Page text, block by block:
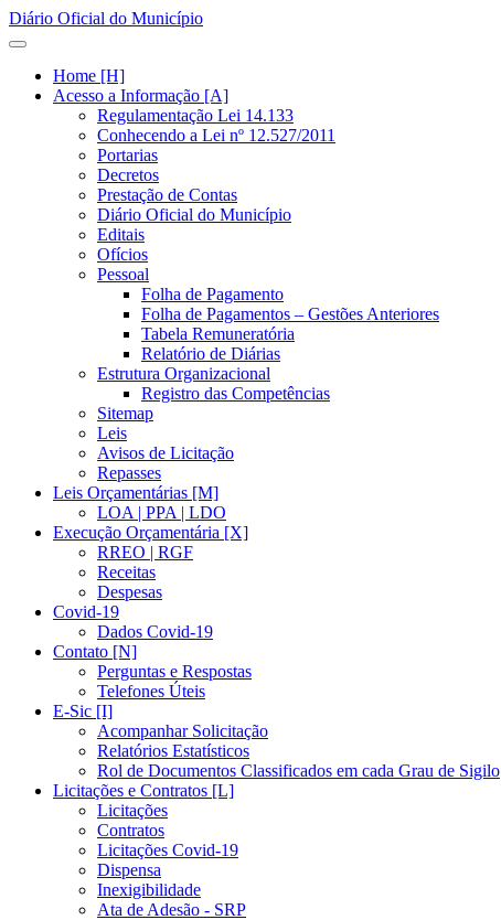
Diário Oficial do Município
Home [H]
Acesso a Informação [A]
Regulamentação Lei 14.133
Conhecendo a Lei nº 12.527/2011
Portarias
Decretos
Prestação de Contas
Diário Oficial do Município
Editais
Ofícios
Pessoal
Folha de Pagamento
Folha de Pagamentos – Gestões Anteriores
Tabela Remuneratória
Relatório de Diárias
Estrutura Organizacional
Registro das Competências
Sitemap
Leis
Avisos de Licitação
Repasses
Leis Orçamentárias [M]
LOA | PPA | LDO
Execução Orçamentária [X]
RREO | RGF
Receitas
Despesas
Covid-19
Dados Covid-19
Contato [N]
Perguntas e Respostas
Telefones Úteis
E-Sic [I]
Acompanhar Solicitação
Relatórios Estatísticos
Rol de Documentos Classificados em cada Grau de Sigilo
Licitações e Contratos [L]
Licitações
Contratos
Licitações Covid-19
Dispensa
Inexigibilidade
Ata de Adesão - SRP